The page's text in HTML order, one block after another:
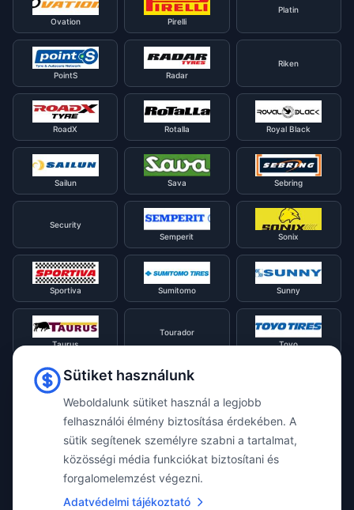
Ovation Pirelli
Platin
PointS Radar
Riken
RoadX Rotalla Royal Black
Sailun Sava Sebring
Security
Semperit
Sonix
Sportiva Sumitomo Sunny
Taurus
Tourador
Toyo
Tracmax
Triangle
Viking Voyager
Vredestein
Sütiket használunk
Weboldalunk sütiket használ a legjobb
felhasználói élmény biztosítása érdekében. A
sütik segítenek személyre szabni a tartalmat,
közösségi média funkciókat biztosítani és
forgalomelemzést végezni.
Adatvédelmi tájékoztató